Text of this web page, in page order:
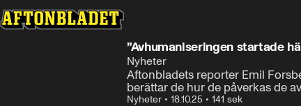
”Avhumaniseringen startade
Nyheter
Aftonbladets reporter Emil
berättar de hur de påverkas de
Nyheter • 18.10.25 • 141 sek